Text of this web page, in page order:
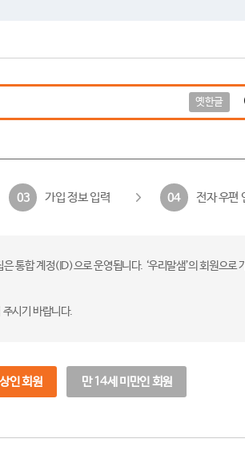
옛한글
03 가입 정보 입력 04 전자 우편
통합 계정(ID)으로 운영됩니다. ‘우리말샘’의 회원으
시기 바랍니다.
인 회원 만 14세 미만인 회원